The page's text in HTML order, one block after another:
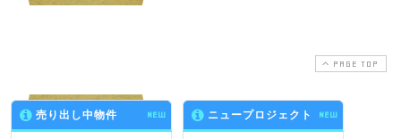
PAGE TOP
売り出し中物件 NEW ニュープロジェクト NEW